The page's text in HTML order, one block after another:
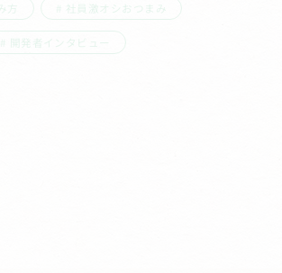
方 社員激オシおつまみ
開発者インタビュー